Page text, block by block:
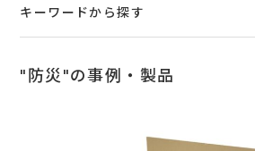
キーワードから探す
"防災"の事例・製品